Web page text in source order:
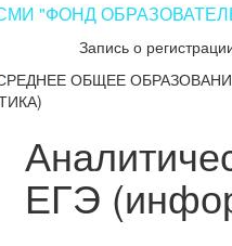
"ФОНД
Запись о
ОБЩЕЕ
ЕГЭ